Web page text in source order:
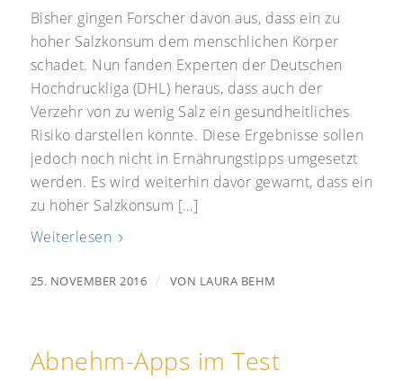
Bisher gingen Forscher davon aus, dass ein zu
hoher Salzkonsum dem menschlichen Körper
schadet. Nun fanden Experten der Deutschen
Hochdruckliga (DHL) heraus, dass auch der
Verzehr von zu wenig Salz ein gesundheitliches
Risiko darstellen könnte. Diese Ergebnisse sollen
jedoch noch nicht in Ernährungstipps umgesetzt
werden. Es wird weiterhin davor gewarnt, dass ein
zu hoher Salzkonsum […]
Weiterlesen
25. NOVEMBER 2016 / VON LAURA BEHM
Abnehm-Apps im Test